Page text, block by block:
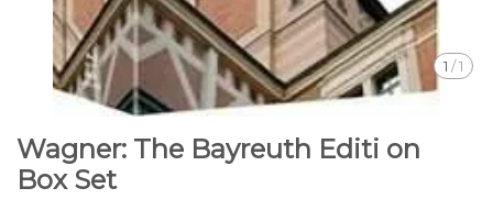
1 /1
Wagner: The Bayreuth Editi on
Box Set